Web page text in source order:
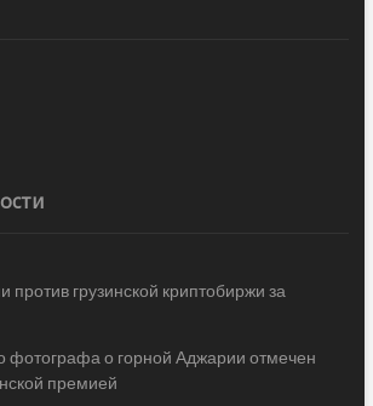
грузинской криптобиржи за
фотографа о горной Аджарии отмечен
премией